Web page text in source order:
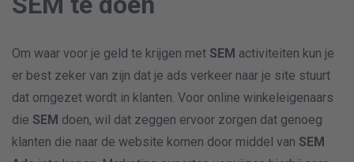
Om waar voor je geld te krijgen met SEM activiteiten kun je
er best zeker van zijn dat je ads verkeer naar je site stuurt
dat omgezet wordt in klanten. Voor online winkeleigenaars
die SEM doen, wil dat zeggen ervoor zorgen dat genoeg
klanten die naar de website komen door middel van SEM